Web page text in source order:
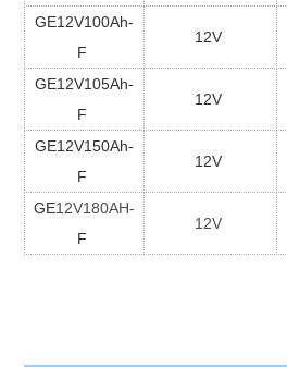
GE12V100Ah-
F
12V
GE12V105Ah-
F
12V
GE12V150Ah-
F
12V
GE12V180AH-
F
12V